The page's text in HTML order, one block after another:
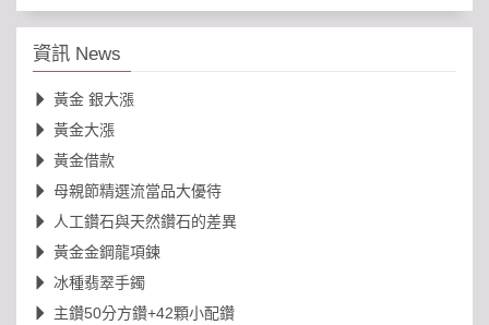
資訊 News
黃金 銀大漲
黃金大漲
黃金借款
母親節精選流當品大優待
人工鑽石與天然鑽石的差異
黃金金鋼龍項鍊
冰種翡翠手鐲
主鑽50分方鑽+42顆小配鑽